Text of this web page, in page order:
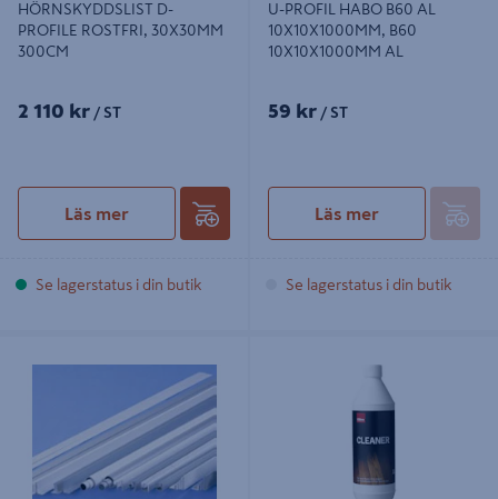
HÖRNSKYDDSLIST D-
PROFILE ROSTFRI, 30X30MM
300CM
2 110 kr / ST
Läs mer
Se lagerstatus i din butik
U-PROFIL HABO B60 AL
10X10X1000MM, B60
10X10X1000MM AL
59 kr / ST
Läs mer
Se lagerstatus i din butik